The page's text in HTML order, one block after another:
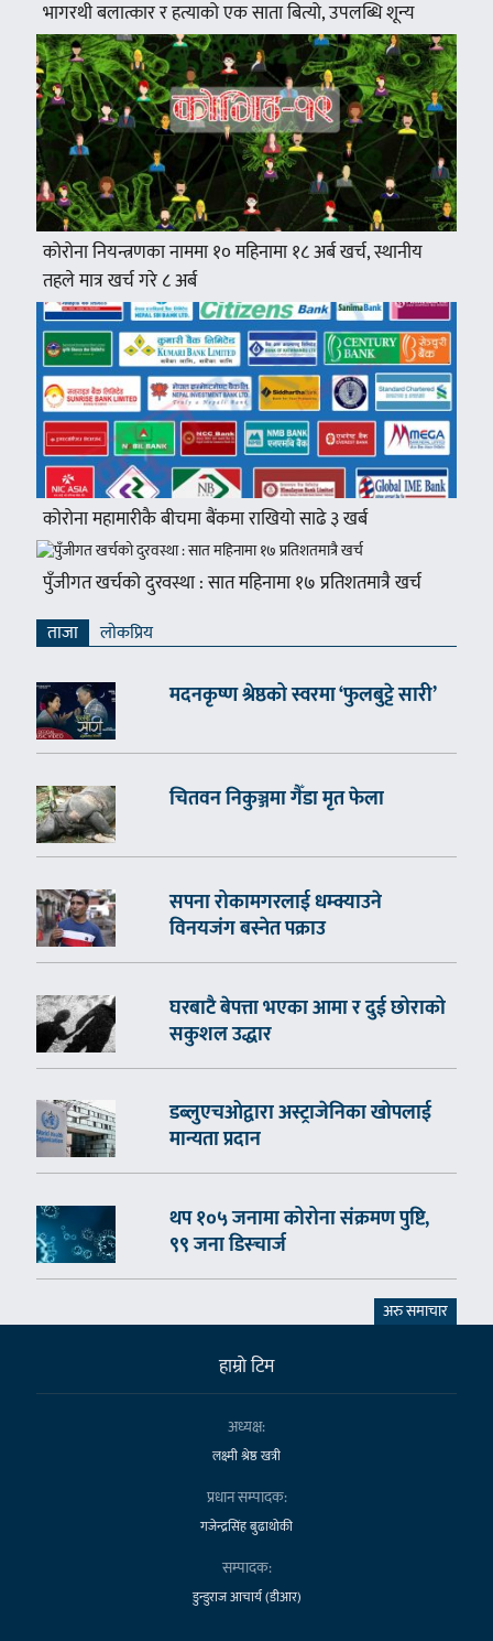
भागरथी बलात्कार र हत्याको एक साता बित्यो, उपलब्धि शून्य
कोरोना नियन्त्रणका नाममा १० महिनामा १८ अर्ब खर्च, स्थानीय
तहले मात्र खर्च गरे ८ अर्ब
कोरोना महामारीकै बीचमा बैंकमा राखियो साढे ३ खर्ब
पुँजीगत खर्चको दुरवस्था : सात महिनामा १७ प्रतिशतमात्रै खर्च
ताजा लाेकप्रिय
मदनकृष्ण श्रेष्ठको स्वरमा ‘फुलबुट्टे सारी’
चितवन निकुञ्जमा गैँडा मृत फेला
सपना रोकामगरलाई धम्क्याउने
विनयजंग बस्नेत पक्राउ
घरबाटै बेपत्ता भएका आमा र दुई छोराको
सकुशल उद्धार
डब्लुएचओद्वारा अस्ट्राजेनिका खोपलाई
मान्यता प्रदान
थप १०५ जनामा कोरोना संक्रमण पुष्टि,
९९ जना डिस्चार्ज
अरु समाचार
हाम्राे टिम
अध्यक्ष:
लक्ष्मी श्रेष्ठ खत्री
प्रधान सम्पादक:
गजेन्द्रसिंह बुढाथोकी
सम्पादक:
डुन्डुराज आचार्य (डीआर)